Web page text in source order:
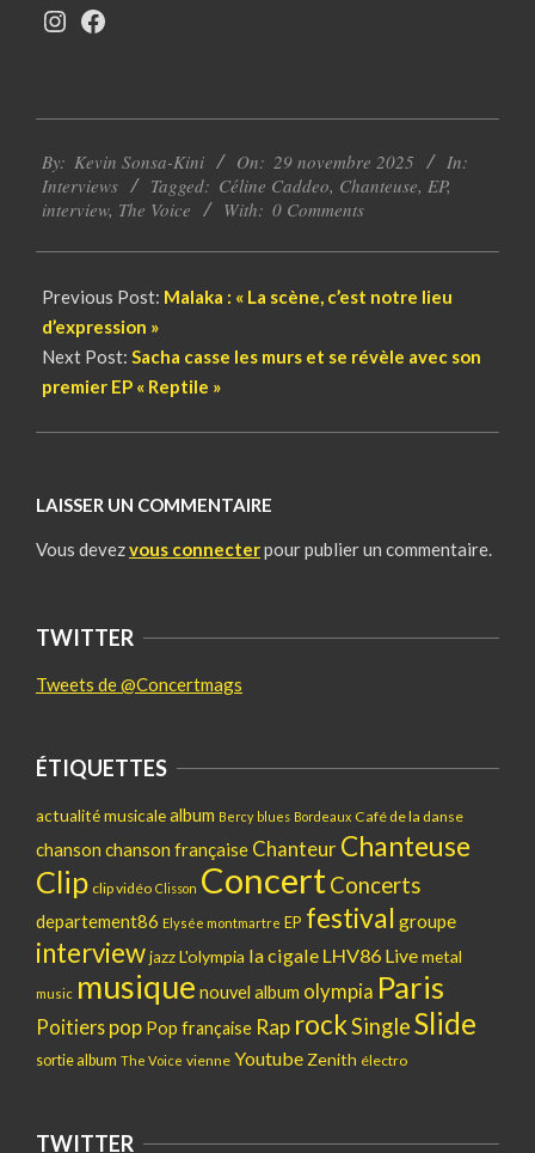
Instagram
Facebook
11-
29
By: Kevin Sonsa-Kini On: 29 novembre 2025
In:
Interviews
Tagged: Céline Caddeo, Chanteuse, EP,
interview, The Voice With: 0 Comments
Previous Post: Malaka : « La scène, c’est notre lieu
d’expression »
Next Post: Sacha casse les murs et se révèle avec son
premier EP « Reptile »
LAISSER UN COMMENTAIRE
Vous devezvous connecterpour publier un commentaire.
TWITTER
Tweets de @Concertmags
ÉTIQUETTES
actualité musicalealbum Bercy blues Bordeaux Café de la danse
chanson chanson française ChanteurChanteuse
Clip clip vidéo Clisson ConcertConcerts
departement86 Elysée montmartre EP festival groupe
interviewjazzL'olympia la cigale LHV86 Livemetal
music musique nouvel album olympia Paris
Poitiers pop Pop française Rap rockSingleSlide
sortie album The Voice vienne Youtube Zenith électro
TWITTER